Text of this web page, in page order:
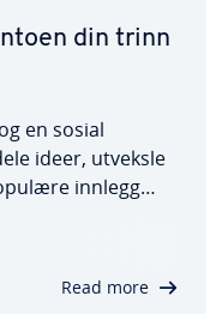
din trinn
en sosial
ideer, utveksle
innlegg
Read more